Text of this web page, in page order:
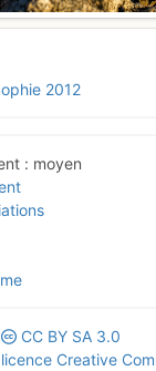
2012
moyen
CC BY SA 3.0
Creative